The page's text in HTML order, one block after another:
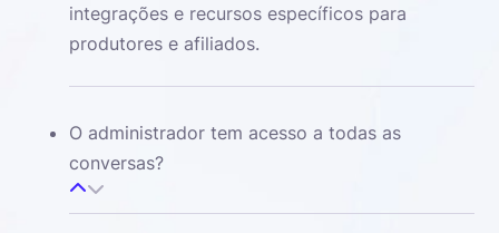
integrações e recursos específicos para
produtores e afiliados.
O administrador tem acesso a todas as
conversas?